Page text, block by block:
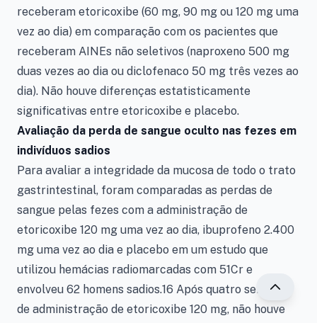
receberam etoricoxibe (60 mg, 90 mg ou 120 mg uma
vez ao dia) em comparação com os pacientes que
receberam AINEs não seletivos (naproxeno 500 mg
duas vezes ao dia ou diclofenaco 50 mg três vezes ao
dia). Não houve diferenças estatisticamente
significativas entre etoricoxibe e placebo.
Avaliação da perda de sangue oculto nas fezes em
indivíduos sadios
Para avaliar a integridade da mucosa de todo o trato
gastrintestinal, foram comparadas as perdas de
sangue pelas fezes com a administração de
etoricoxibe 120 mg uma vez ao dia, ibuprofeno 2.400
mg uma vez ao dia e placebo em um estudo que
utilizou hemácias radiomarcadas com 51Cr e
envolveu 62 homens sadios.16 Após quatro semanas
de administração de etoricoxibe 120 mg, não houve